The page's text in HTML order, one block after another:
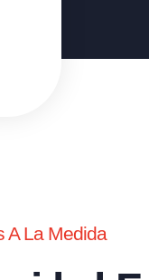
A La Medida